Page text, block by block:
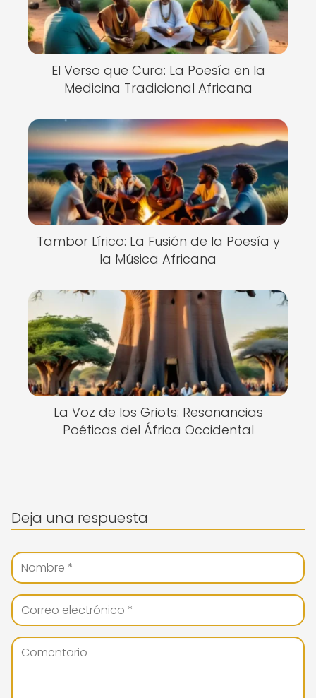
El Verso que Cura: La Poesía en la
Medicina Tradicional Africana
Tambor Lírico: La Fusión de la Poesía y
la Música Africana
La Voz de los Griots: Resonancias
Poéticas del África Occidental
Deja una respuesta